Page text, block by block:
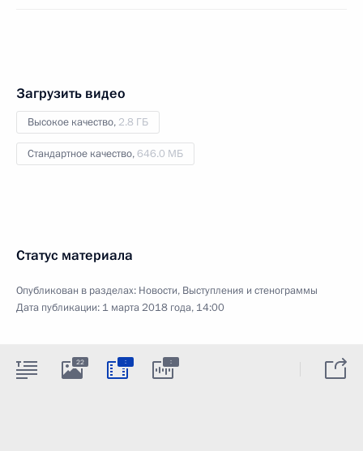
Загрузить видео
Высокое качество, 2.8 ГБ
Стандартное качество,646.0 МБ
Статус материала
Опубликован в разделах: Новости, Выступления и стенограммы
Дата публикации: 1 марта 2018 года, 14:00
22 : :